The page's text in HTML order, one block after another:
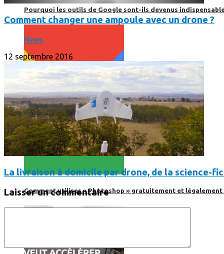
Pourquoi les outils de Google sont-ils devenus
Comment utiliser « Photoshop » gratuitement et légalement
Comment changer une ampoule avec un drone ?
News
12 septembre 2016
La livraison à domicile par drone, de la science-
Laisser un commentaire